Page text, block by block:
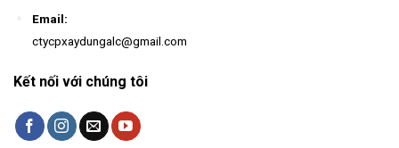
Email:
ctycpxaydungalc@gmail.com
Kết nối với chúng tôi